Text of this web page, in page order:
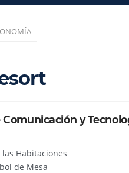
y
las Habitaciones
de Mesa